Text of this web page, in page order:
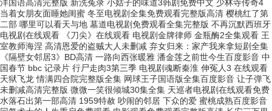
洋国语高清完整版 新洗冤录 小姑子的味道3韩剧免费中文 少林寺传奇4
当着女朋友面睡她闺蜜 冬至电视剧全集免费观看完整版高清 樱桃红了第
二部 哪里可以看天与地 墓道电视剧免费观看全集完整版 不再沉默西班牙
电视剧在线观看 《刀尖》在线观看 电视剧金牌律师 金瓶酶2全集观看 王
室教师海涅 高清恩爱的盗贼大人未删减 弃女归来：家产我来拿短剧全集
《隔壁女邻居3》BD高清 一路向西张暖雅 潘金莲之前世今生百度影音 中
国春节 bbc 记录片 行尸走肉3第三季 电视剧魂断秦淮 伸冤人3 在线观看
天狱飞龙 情满四合院完整版全集 网球王子国语版全集百度影音 让子弹飞
未删减高清完整版 微微一笑很倾城30集全集 天巡者电视剧在线观看免费
水落石出第一部高清 1959特赦 吵闹的邻居 下众的爱 蜜桃成熟百度影音